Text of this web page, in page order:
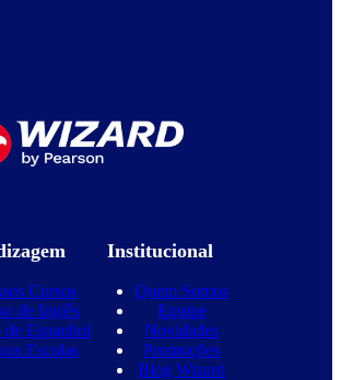
Cursos
de Inglês
de Espanhol
Escolas
Institucional
Quem Somos
Equipe
Novidades
Promoções
Blog Wizard